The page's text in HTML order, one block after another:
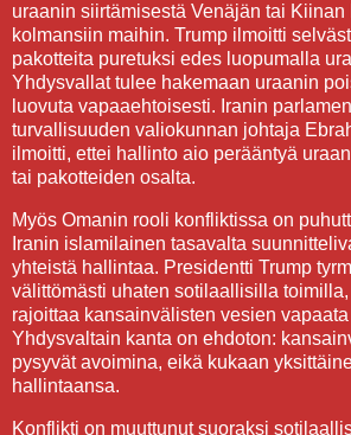
uraanin siirtämisestä Venäjän tai Kiinan
kolmansiin maihin. Trump ilmoitti
pakotteita puretuksi edes luopumalla
Yhdysvallat tulee hakemaan uraanin
luovuta vapaaehtoisesti. Iranin
turvallisuuden valiokunnan johtaja
ilmoitti, ettei hallinto aio perääntyä
tai pakotteiden osalta.
Myös Omanin rooli konfliktissa on
Iranin islamilainen tasavalta
yhteistä hallintaa. Presidentti Trump
välittömästi uhaten sotilaallisilla
rajoittaa kansainvälisten vesien vapaata
Yhdysvaltain kanta on ehdoton:
pysyvät avoimina, eikä kukaan
hallintaansa.
Konflikti on muuttunut suoraksi